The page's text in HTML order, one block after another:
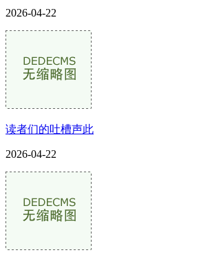
2026-04-22
读者们的吐槽声此
2026-04-22